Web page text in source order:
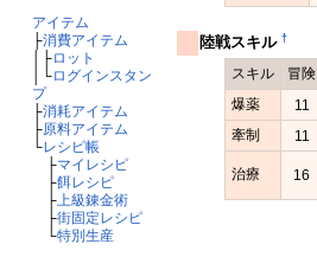
アイテム
├消費アイテム
│├ロット
│└ログインスタン
プ
├消耗アイテム
├原料アイテム
└レシピ帳
├マイレシピ
├餌レシピ
├上級錬金術
├街固定レシピ
└特別生産
陸戦スキル†
スキル 冒険
爆薬
11
牽制
11
治療 16